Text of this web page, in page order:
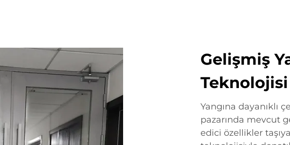
Gelişmiş
Teknolojisi
Yangına dayanıklı
pazarında mevcut
edici özellikler